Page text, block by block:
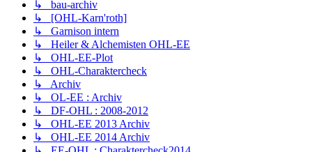
↳ bau-archiv
↳ [OHL-Karn'roth]
↳ Garnison intern
↳ Heiler & Alchemisten OHL-EE
↳ OHL-EE-Plot
↳ OHL-Charaktercheck
↳ Archiv
↳ OL-EE : Archiv
↳ DF-OHL : 2008-2012
↳ OHL-EE 2013 Archiv
↳ OHL-EE 2014 Archiv